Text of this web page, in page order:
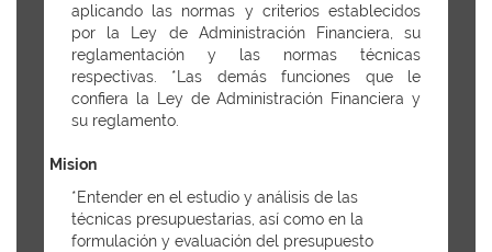
aplicando las normas y criterios establecidos
por la Ley de Administración Financiera, su
reglamentación y las normas técnicas
respectivas. *Las demás funciones que le
confiera la Ley de Administración Financiera y
su reglamento.
Mision
*Entender en el estudio y análisis de las
técnicas presupuestarias, así como en la
formulación y evaluación del presupuesto